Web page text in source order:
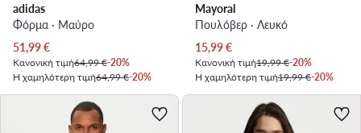
adidas
Φόρμα · Μαύρο
Τρέχουσα τιμή
51,99€
Κανονική τιμή64,99 €-20%
Η χαμηλότερη τιμή64,99 €-20%
Mayoral
Πουλόβερ · Λευκό
Τρέχουσα τιμή
15,99€
Κανονική τιμή19,99 €-20%
Η χαμηλότερη τιμή19,99 €-20%